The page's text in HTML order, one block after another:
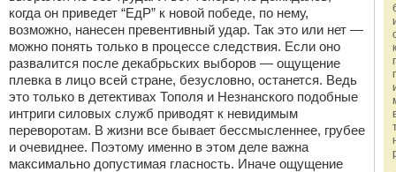
когда он приведет “ЕдР” к новой победе, по нему,
возможно, нанесен превентивный удар. Так это или нет —
можно понять только в процессе следствия. Если оно
развалится после декабрьских выборов — ощущение
плевка в лицо всей стране, безусловно, останется. Ведь
это только в детективах Тополя и Незнанского подобные
интриги силовых служб приводят к невидимым
переворотам. В жизни все бывает бессмысленнее, грубее
и очевиднее. Поэтому именно в этом деле важна
максимально допустимая гласность. Иначе ощущение